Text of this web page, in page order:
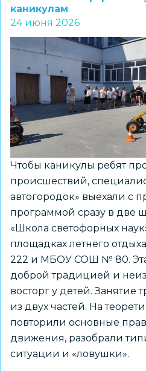
в
Движении
Первых
каникулам
24 июня 2026
Чтобы каникулы ребят
происшествий,
автогородок» выехали с
программой сразу в две
«Школа светофорных
площадках летнего
222 и МБОУ СОШ № 80. Эта
доброй традицией и
восторг у детей. Занятие
из двух частей. На
повторили основные
движения, разобрали
ситуации и «ловушки».